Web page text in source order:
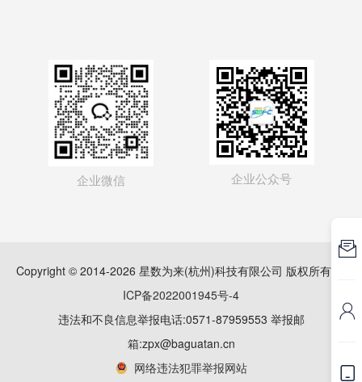
企业微信 企业公众号
Copyright © 2014-2026 星数为来(杭州)科技有限公司 版权所有
ICP备2022001945号-4
违法和不良信息举报电话:0571-87959553 举报邮
箱:zpx@baguatan.cn
网络违法犯罪举报网站


